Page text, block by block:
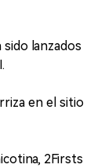
lanzados
en el sitio
2Firsts